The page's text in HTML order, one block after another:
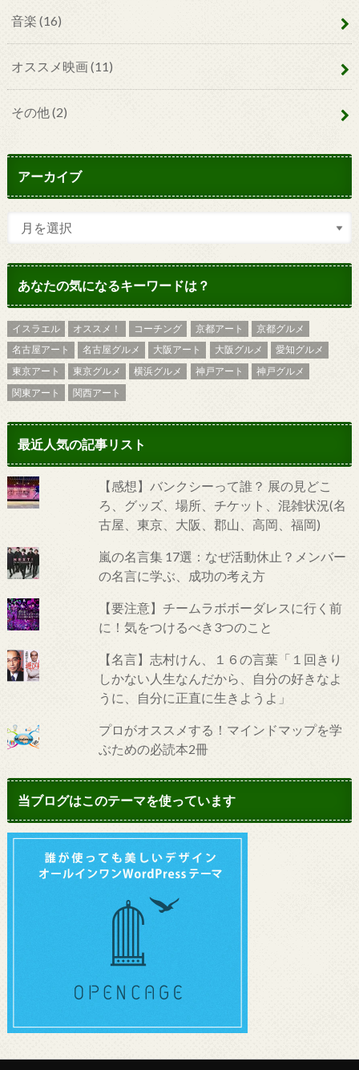
音楽 (16)
オススメ映画(11)
その他(2)
アーカイブ
あなたの気になるキーワードは？
イスラエル オススメ！ コーチング 京都アート
京都グルメ
名古屋アート
名古屋グルメ 大阪アート 大阪グルメ
愛知グルメ
東京アート
東京グルメ 横浜グルメ 神戸アート
神戸グルメ
関東アート
関西アート
最近人気の記事リスト
【感想】バンクシーって誰？ 展の見どこ
ろ、グッズ、場所、チケット、混雑状況(名
古屋、東京、大阪、郡山、高岡、福岡)
嵐の名言集 17選：なぜ活動休止？メンバー
の名言に学ぶ、成功の考え方
【要注意】チームラボボーダレスに行く前
に！気をつけるべき3つのこと
【名言】志村けん、１６の言葉「１回きり
しかない人生なんだから、自分の好きなよ
うに、自分に正直に生きようよ」
プロがオススメする！マインドマップを学
ぶための必読本2冊
当ブログはこのテーマを使っています